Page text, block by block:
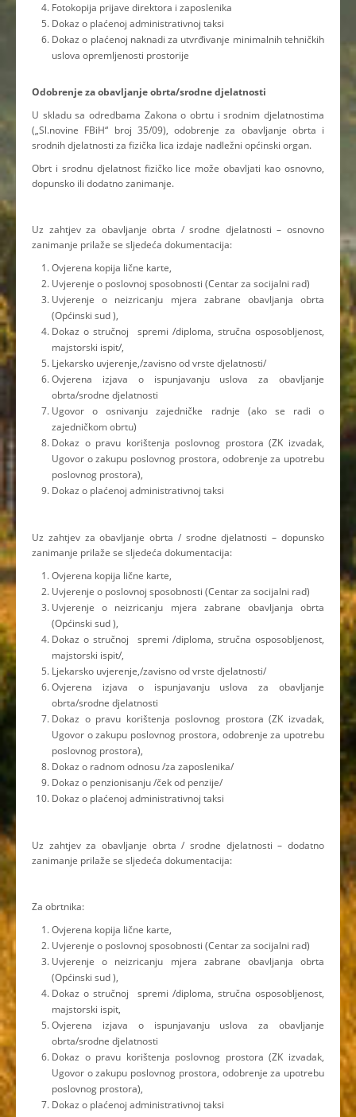
Fotokopija prijave direktora i zaposlenika
Dokaz o plaćenoj administrativnoj taksi
Dokaz o plaćenoj naknadi za utvrđivanje minimalnih tehničkih
uslova opremljenosti prostorije
Odobrenje za obavljanje obrta/srodne djelatnosti
U skladu sa odredbama Zakona o obrtu i srodnim djelatnostima
(„Sl.novine FBiH“ broj 35/09), odobrenje za obavljanje obrta i
srodnih djelatnosti za fizička lica izdaje nadležni općinski organ.
Obrt i srodnu djelatnost fizičko lice može obavljati kao osnovno,
dopunsko ili dodatno zanimanje.
Uz zahtjev za obavljanje obrta / srodne djelatnosti – osnovno
zanimanje prilaže se sljedeća dokumentacija:
Ovjerena kopija lične karte,
Uvjerenje o poslovnoj sposobnosti (Centar za socijalni rad)
Uvjerenje o neizricanju mjera zabrane obavljanja obrta
(Općinski sud ),
Dokaz o stručnoj spremi /diploma, stručna osposobljenost,
majstorski ispit/,
Ljekarsko uvjerenje,/zavisno od vrste djelatnosti/
Ovjerena izjava o ispunjavanju uslova za obavljanje
obrta/srodne djelatnosti
Ugovor o osnivanju zajedničke radnje (ako se radi o
zajedničkom obrtu)
Dokaz o pravu korištenja poslovnog prostora (ZK izvadak,
Ugovor o zakupu poslovnog prostora, odobrenje za upotrebu
poslovnog prostora),
Dokaz o plaćenoj administrativnoj taksi
Uz zahtjev za obavljanje obrta / srodne djelatnosti – dopunsko
zanimanje prilaže se sljedeća dokumentacija:
Ovjerena kopija lične karte,
Uvjerenje o poslovnoj sposobnosti (Centar za socijalni rad)
Uvjerenje o neizricanju mjera zabrane obavljanja obrta
(Općinski sud ),
Dokaz o stručnoj spremi /diploma, stručna osposobljenost,
majstorski ispit/,
Ljekarsko uvjerenje,/zavisno od vrste djelatnosti/
Ovjerena izjava o ispunjavanju uslova za obavljanje
obrta/srodne djelatnosti
Dokaz o pravu korištenja poslovnog prostora (ZK izvadak,
Ugovor o zakupu poslovnog prostora, odobrenje za upotrebu
poslovnog prostora),
Dokaz o radnom odnosu /za zaposlenika/
Dokaz o penzionisanju /ček od penzije/
Dokaz o plaćenoj administrativnoj taksi
Uz zahtjev za obavljanje obrta / srodne djelatnosti – dodatno
zanimanje prilaže se sljedeća dokumentacija:
Za obrtnika:
Ovjerena kopija lične karte,
Uvjerenje o poslovnoj sposobnosti (Centar za socijalni rad)
Uvjerenje o neizricanju mjera zabrane obavljanja obrta
(Općinski sud ),
Dokaz o stručnoj spremi /diploma, stručna osposobljenost,
majstorski ispit,
Ovjerena izjava o ispunjavanju uslova za obavljanje
obrta/srodne djelatnosti
Dokaz o pravu korištenja poslovnog prostora (ZK izvadak,
Ugovor o zakupu poslovnog prostora, odobrenje za upotrebu
poslovnog prostora),
Dokaz o plaćenoj administrativnoj taksi